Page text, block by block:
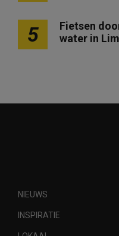
5
Fietsen
water in
NIEUWS
INSPIRATIE